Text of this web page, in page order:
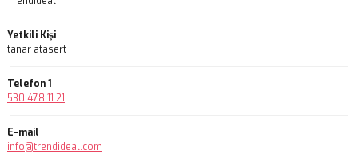
Yetkili Kişi
tanar atasert
Telefon 1
530 478 11 21
E-mail
info@trendideal.com